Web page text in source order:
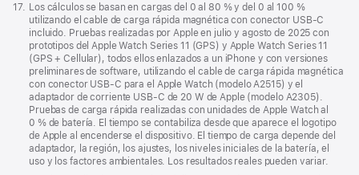
Nota
página
17. Los cálculos se basan en cargas del 0 al 80 % y del 0 al 100 %
utilizando el cable de carga rápida magnética con conector USB‑C
incluido. Pruebas realizadas por Apple en julio y agosto de 2025 con
prototipos del Apple Watch Series 11 (GPS) y Apple Watch Series 11
(GPS + Cellular), todos ellos enlazados a un iPhone y con versiones
preliminares de software, utilizando el cable de carga rápida magnética
con conector USB‑C para el Apple Watch (modelo A2515) y el
adaptador de corriente USB‑C de 20 W de Apple (modelo A2305).
Pruebas de carga rápida realizadas con unidades de Apple Watch al
0 % de batería. El tiempo se contabiliza desde que aparece el logotipo
de Apple al encenderse el dispositivo. El tiempo de carga depende del
adaptador, la región, los ajustes, los niveles iniciales de la batería, el
uso y los factores ambientales. Los resultados reales pueden variar.